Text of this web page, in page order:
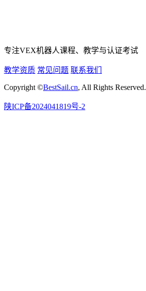
专注VEX机器人课程、教学与认证考试
教学资质 常见问题 联系我们
Copyright ©BestSail.cn, All Rights Reserved.
陕ICP备2024041819号-2